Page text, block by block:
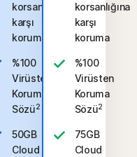
korsanlığına
karşı
koruma
%100
Virüsten
Koruma
Sözü2
50GB
Cloud
korsanlığına
karşı
koruma
%100
Virüsten
Koruma
Sözü2
75GB
Cloud